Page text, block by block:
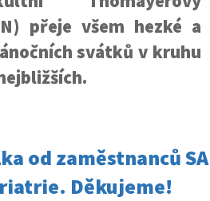
přeje všem hezké a
svátků v kruhu
od zaměstnanců
Děkujeme!